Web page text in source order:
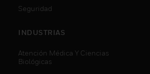
Seguridad
INDUSTRIAS
Atención Médica Y Ciencias
Biológicas